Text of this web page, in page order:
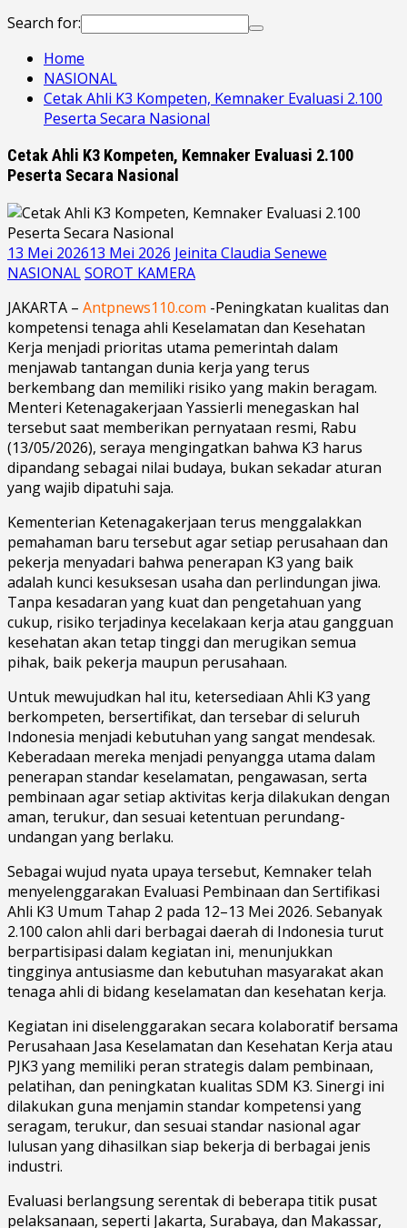
Search for:
Home
NASIONAL
Cetak Ahli K3 Kompeten, Kemnaker Evaluasi 2.100
Peserta Secara Nasional
Cetak Ahli K3 Kompeten, Kemnaker Evaluasi 2.100
Peserta Secara Nasional
13 Mei 202613 Mei 2026 Jeinita Claudia Senewe
NASIONALSOROT KAMERA
JAKARTA – Antpnews110.com -Peningkatan kualitas dan
kompetensi tenaga ahli Keselamatan dan Kesehatan
Kerja menjadi prioritas utama pemerintah dalam
menjawab tantangan dunia kerja yang terus
berkembang dan memiliki risiko yang makin beragam.
Menteri Ketenagakerjaan Yassierli menegaskan hal
tersebut saat memberikan pernyataan resmi, Rabu
(13/05/2026), seraya mengingatkan bahwa K3 harus
dipandang sebagai nilai budaya, bukan sekadar aturan
yang wajib dipatuhi saja.
Kementerian Ketenagakerjaan terus menggalakkan
pemahaman baru tersebut agar setiap perusahaan dan
pekerja menyadari bahwa penerapan K3 yang baik
adalah kunci kesuksesan usaha dan perlindungan jiwa.
Tanpa kesadaran yang kuat dan pengetahuan yang
cukup, risiko terjadinya kecelakaan kerja atau gangguan
kesehatan akan tetap tinggi dan merugikan semua
pihak, baik pekerja maupun perusahaan.
Untuk mewujudkan hal itu, ketersediaan Ahli K3 yang
berkompeten, bersertifikat, dan tersebar di seluruh
Indonesia menjadi kebutuhan yang sangat mendesak.
Keberadaan mereka menjadi penyangga utama dalam
penerapan standar keselamatan, pengawasan, serta
pembinaan agar setiap aktivitas kerja dilakukan dengan
aman, terukur, dan sesuai ketentuan perundang-
undangan yang berlaku.
Sebagai wujud nyata upaya tersebut, Kemnaker telah
menyelenggarakan Evaluasi Pembinaan dan Sertifikasi
Ahli K3 Umum Tahap 2 pada 12–13 Mei 2026. Sebanyak
2.100 calon ahli dari berbagai daerah di Indonesia turut
berpartisipasi dalam kegiatan ini, menunjukkan
tingginya antusiasme dan kebutuhan masyarakat akan
tenaga ahli di bidang keselamatan dan kesehatan kerja.
Kegiatan ini diselenggarakan secara kolaboratif bersama
Perusahaan Jasa Keselamatan dan Kesehatan Kerja atau
PJK3 yang memiliki peran strategis dalam pembinaan,
pelatihan, dan peningkatan kualitas SDM K3. Sinergi ini
dilakukan guna menjamin standar kompetensi yang
seragam, terukur, dan sesuai standar nasional agar
lulusan yang dihasilkan siap bekerja di berbagai jenis
industri.
Evaluasi berlangsung serentak di beberapa titik pusat
pelaksanaan, seperti Jakarta, Surabaya, dan Makassar,